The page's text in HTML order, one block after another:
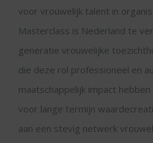
voor vrouwelijk talent in
Masterclass is Nederland te
generatie vrouwelijke
die deze rol professioneel en
maatschappelijk impact
voor lange termijn
aan een stevig netwerk